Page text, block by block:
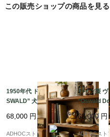
この販売ショップの商品を見る
1950年代 ドイツ製 “O
SWALD” 犬型アイクロ
ック 木製 目玉時計｜ヴ
ィンテージ機械式置時
計 高さ11cm
68,000 円
ADHOCストア・イエロ
ドイツ製 ヴ
“Oswald
犬型目玉時
1940年代
置時計 高さ
68,000 円
ADHOCスト